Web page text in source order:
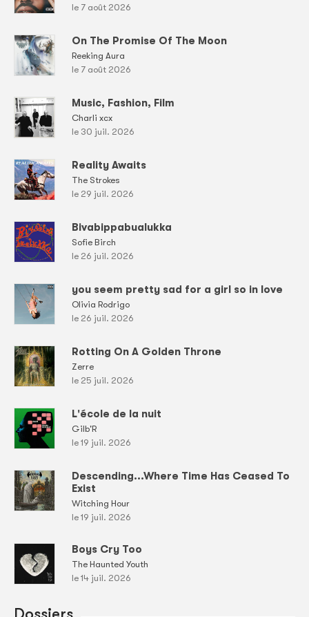
le 7 août 2026
On The Promise Of The Moon
Reeking Aura
le 7 août 2026
Music, Fashion, Film
Charli xcx
le 30 juil. 2026
Reality Awaits
The Strokes
le 29 juil. 2026
Bivabippabualukka
Sofie Birch
le 26 juil. 2026
you seem pretty sad for a girl so in love
Olivia Rodrigo
le 26 juil. 2026
Rotting On A Golden Throne
Zerre
le 25 juil. 2026
L'école de la nuit
Gilb'R
le 19 juil. 2026
Descending...Where Time Has Ceased To
Exist
Witching Hour
le 19 juil. 2026
Boys Cry Too
The Haunted Youth
le 14 juil. 2026